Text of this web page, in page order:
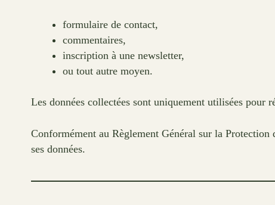
formulaire de contact,
commentaires,
inscription à une newsletter,
ou tout autre moyen.
Les données collectées sont uniquement utilisées pour
Conformément au Règlement Général sur la
ses données.